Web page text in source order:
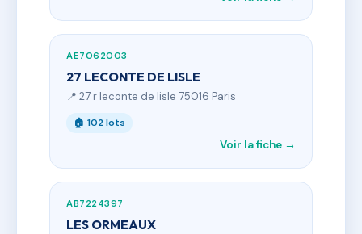
AE7062003
27 LECONTE DE LISLE
📍 27 r leconte de lisle 75016 Paris
🏠 102 lots
Voir la fiche →
AB7224397
LES ORMEAUX